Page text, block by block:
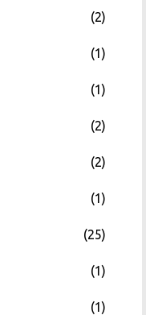
(2)
(1)
(1)
(2)
(2)
(1)
(25)
(1)
(1)